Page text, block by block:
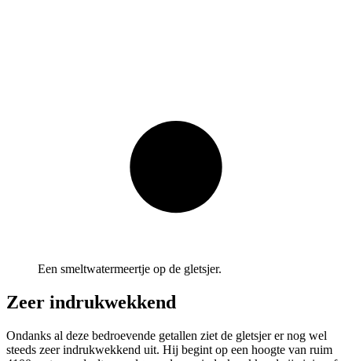
Een smeltwatermeertje op de gletsjer.
Zeer indrukwekkend
Ondanks al deze bedroevende getallen ziet de gletsjer er nog wel
steeds zeer indrukwekkend uit. Hij begint op een hoogte van ruim